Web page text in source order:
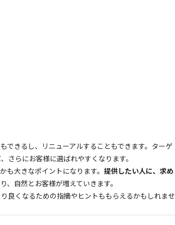
できるし、リニューアルすることもできます。ターゲ
さらにお客様に選ばれやすくなります。
も大きなポイントになります。 提供したい人に、求め
、自然とお客様が増えていきます。
良くなるための指摘やヒントももらえるかもしれませ